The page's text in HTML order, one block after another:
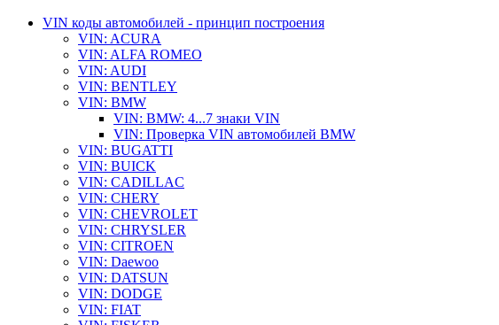
VIN коды автомобилей - принцип построения
VIN: ACURA
VIN: ALFA ROMEO
VIN: AUDI
VIN: BENTLEY
VIN: BMW
VIN: BMW: 4...7 знаки VIN
VIN: Проверка VIN автомобилей BMW
VIN: BUGATTI
VIN: BUICK
VIN: CADILLAC
VIN: CHERY
VIN: CHEVROLET
VIN: CHRYSLER
VIN: CITROEN
VIN: Daewoo
VIN: DATSUN
VIN: DODGE
VIN: FIAT